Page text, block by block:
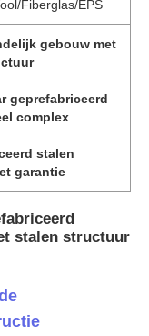
Fiberglas/EPS
gebouw met
geprefabriceerd
complex
stalen
garantie
stalen structuur